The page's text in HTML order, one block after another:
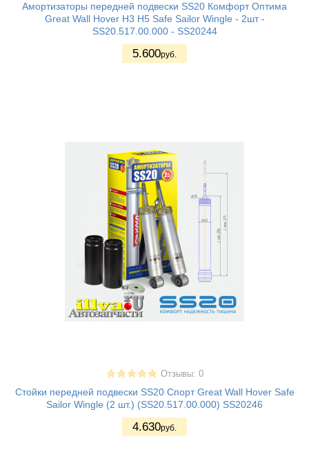
Амортизаторы передней подвески SS20 Комфорт Оптима
Great Wall Hover H3 H5 Safe Sailor Wingle - 2шт -
SS20.517.00.000 - SS20244
5.600руб.
Отзывы: 0
Стойки передней подвески SS20 Спорт Great Wall Hover Safe
Sailor Wingle (2 шт.) (SS20.517.00.000) SS20246
4.630руб.